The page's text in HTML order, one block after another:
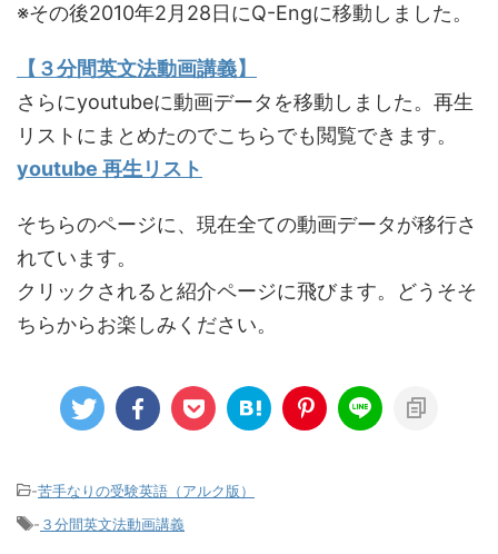
※その後2010年2月28日にQ-Engに移動しました。
【３分間英文法動画講義】
さらにyoutubeに動画データを移動しました。再生
リストにまとめたのでこちらでも閲覧できます。
youtube 再生リスト
そちらのページに、現在全ての動画データが移行さ
れています。
クリックされると紹介ページに飛びます。どうそそ
ちらからお楽しみください。
-苦手なりの受験英語（アルク版）
- ３分間英文法動画講義